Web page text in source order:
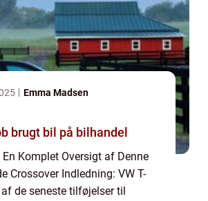
Emma Madsen
brugt bil på bilhandel
En Komplet Oversigt af Denne
Crossover Indledning: VW T-
de seneste tilføjelser til